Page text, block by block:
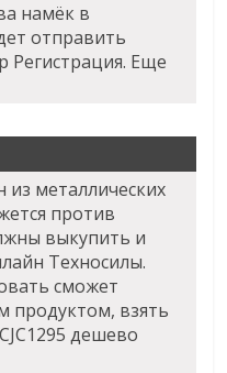
намёк в
отправить
Регистрация. Еще
металлических
против
выкупить и
Техносилы.
сможет
продуктом, взять
дешево